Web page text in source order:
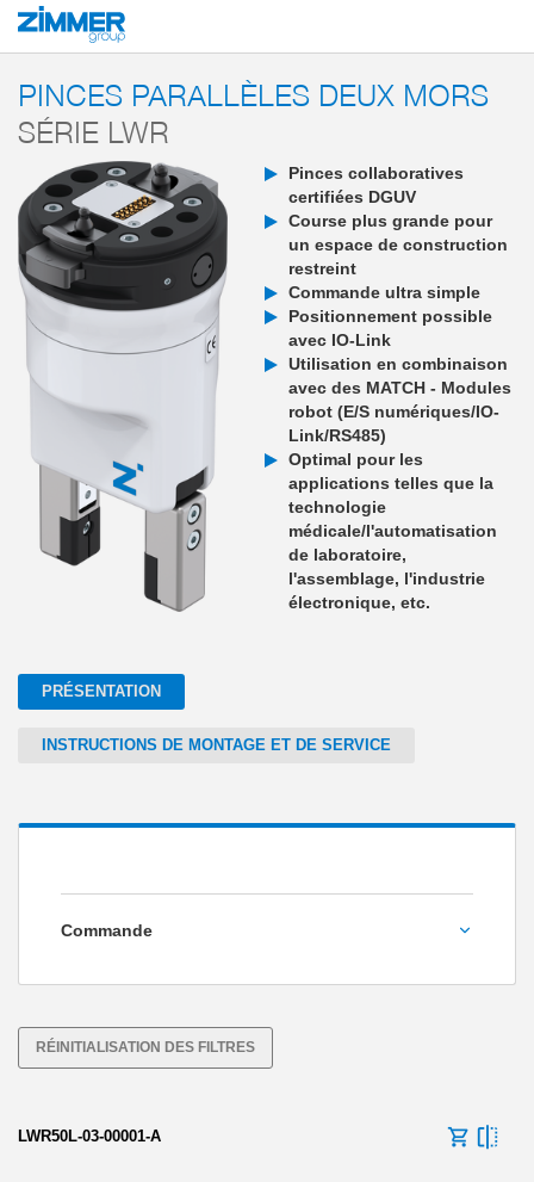
Démarrage Produits
PINCES PARALLÈLES DEUX MORS
SÉRIE LWR
Pinces collaboratives
certifiées DGUV
Course plus grande pour
un espace de construction
restreint
Commande ultra simple
Positionnement possible
avec IO-Link
Utilisation en combinaison
avec des MATCH - Modules
robot (E/S numériques/IO-
Link/RS485)
Optimal pour les
applications telles que la
technologie
médicale/l'automatisation
de laboratoire,
l'assemblage, l'industrie
électronique, etc.
PRÉSENTATION
INSTRUCTIONS DE MONTAGE ET DE SERVICE
Commande
RÉINITIALISATION DES FILTRES
LWR50L-03-00001-A